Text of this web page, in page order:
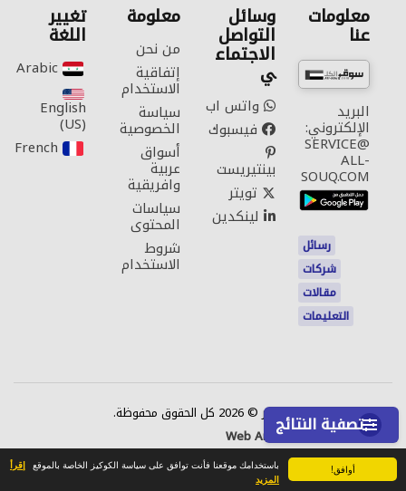
أوافق! باستخدامك موقعنا فأنت توافق على سياسة الكوكيز الخاصة بالموقع إقرأ
المزيد
تصفية النتائج
معلومات
عنا
البريد
الإلكتروني:
SERVICE@
ALL-
SOUQ.COM
رسائل
شركات
مقالات
التعليمات
وسائل
التواصل
الاجتماع
ي
واتس اب
فيسبوك
بينتيريست
تويتر
لينكدين
معلومة
من نحن
إتفاقية
الاستخدام
سياسة
الخصوصية
أسواق
عربية
وافريقية
سياسات
المحتوى
شروط
الاستخدام
تغيير
اللغة
Arabic‎
English
(US)‎
French‎
اتصل بناحقوق النشر © 2026 كل الحقوق محفوظة.
Web Annonces Technology